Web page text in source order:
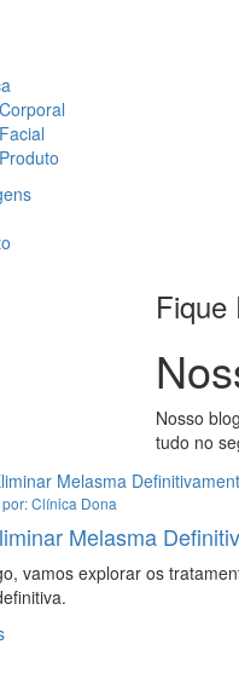
Corporal
Facial
Produto
Fique
Nosso
tudo no
Clínica Dona
Melasma
vamos explorar os